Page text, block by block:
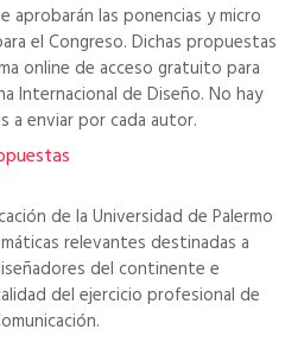
aprobarán las ponencias y micro
el Congreso. Dichas propuestas
online de acceso gratuito para
Internacional de Diseño. No hay
a enviar por cada autor.
de la Universidad de Palermo
relevantes destinadas a
del continente e
del ejercicio profesional de